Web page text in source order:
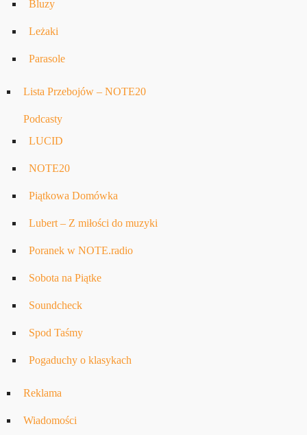
Bluzy
Leżaki
Parasole
Lista Przebojów – NOTE20
Podcasty
LUCID
NOTE20
Piątkowa Domówka
Lubert – Z miłości do muzyki
Poranek w NOTE.radio
Sobota na Piątke
Soundcheck
Spod Taśmy
Pogaduchy o klasykach
Reklama
Wiadomości